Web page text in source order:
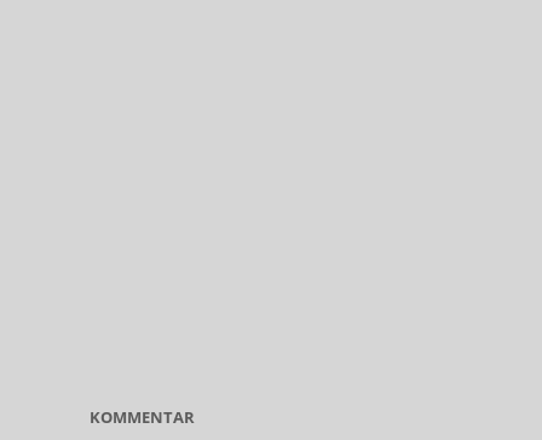
KOMMENTAR